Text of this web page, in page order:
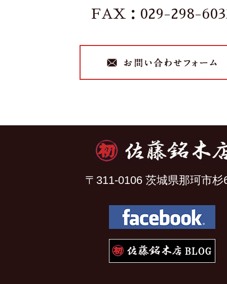
FAX：029-298-
〒311-0106 茨城県那珂市杉